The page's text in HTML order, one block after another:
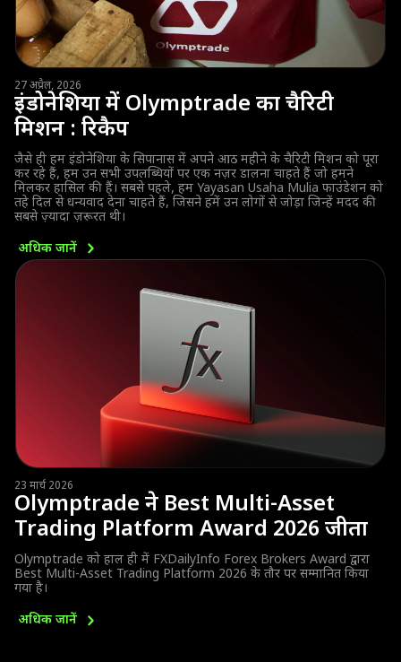
27 अप्रैल, 2026
इंडोनेशिया में Olymptrade का चैरिटी
मिशन : रिकैप
जैसे ही हम इंडोनेशिया के सिपानास में अपने आठ महीने के चैरिटी मिशन को पूरा
कर रहे हैं, हम उन सभी उपलब्धियों पर एक नज़र डालना चाहते हैं जो हमने
मिलकर हासिल की हैं। सबसे पहले, हम Yayasan Usaha Mulia फाउंडेशन को
तहे दिल से धन्यवाद देना चाहते हैं, जिसने हमें उन लोगों से जोड़ा जिन्हें मदद की
सबसे ज़्यादा ज़रूरत थी।
अधिक जानें
23 मार्च 2026
Olymptrade ने Best Multi-Asset
Trading Platform Award 2026 जीता
Olymptrade को हाल ही में FXDailyInfo Forex Brokers Award द्वारा
Best Multi-Asset Trading Platform 2026 के तौर पर सम्मानित किया
गया है।
अधिक जानें